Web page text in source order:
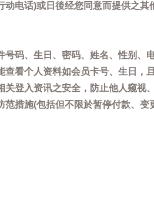
电话)或日後经您同意而提供之
码、生日、密码、姓名、性别
看个人资料如会员卡号、生日
关登入资讯之安全，防止他人窥
措施(包括但不限於暂停付款、